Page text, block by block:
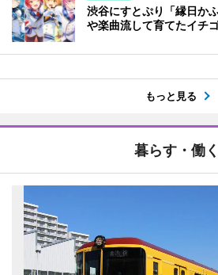
渋谷にすとぷり「縁日か
や楽曲流して育てたイチ
もっと見る
暮らす・働く